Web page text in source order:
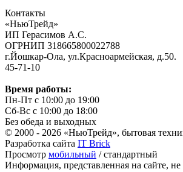
Контакты
«НьюТрейд»
ИП Герасимов А.С.
ОГРНИП 318665800022788
г.Йошкар-Ола, ул.Красноармейская, д.50.
45-71-10
Время работы:
Пн-Пт с 10:00 до 19:00
Сб-Вс с 10:00 до 18:00
Без обеда и выходных
© 2000 - 2026 «НьюТрейд», бытовая
Разработка сайта IT Brick
Просмотр мобильный / стандартный
Информация, представленная на сайте,